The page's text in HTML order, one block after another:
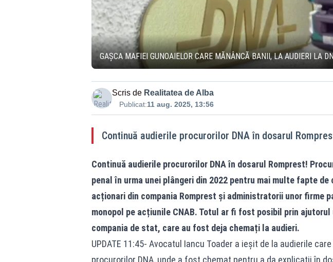
GAȘCA MAFIEI GUNOAIELOR CARE MĂNÂNCĂ BANII, LA AUDIERI LA
Scris de Realitatea de Alba
Publicat:11 aug. 2025, 13:56
Continuă audierile procurorilor DNA în dosarul
Continuă audierile procurorilor DNA în dosarul Romprest!
penal în urma unei plângeri din 2022 pentru mai multe fapte
acționari din compania Romprest și administratorii unor firme
monopol pe acțiunile CNAB. Totul ar fi fost posibil prin ajutorul
compania de stat, care au fost deja chemați la audieri.
UPDATE 11:45- Avocatul Iancu Toader a ieșit de la audierile
procurorilor DNA, unde a fost chemat pentru a da explicații în